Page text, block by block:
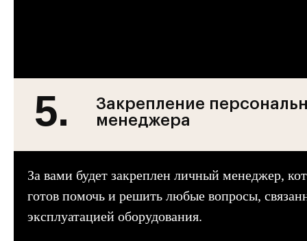
5.
Закрепление
менеджера
За вами будет закреплен личный менеджер,
готов помочь и решить любые вопросы,
эксплуатацией оборудования.